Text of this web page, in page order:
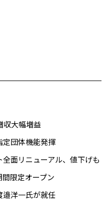
収大幅増益
定団体機能発揮
面リニューアル、値下げも
限定オープン
邉洋一氏が就任